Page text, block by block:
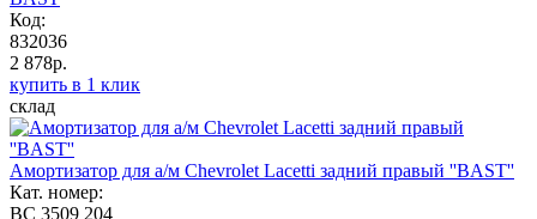
Код:
832036
2 878р.
купить в 1 клик
склад
Амортизатор для а/м Chevrolet Lacetti задний правый ''BAST''
Кат. номер:
BC 3509 204